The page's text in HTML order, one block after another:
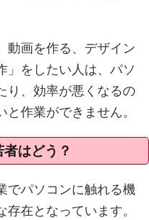
動画を作る、デザイン
」をしたい人は、パソ
り、効率が悪くなるの
作業ができません。
はどう？
でパソコンに触れる機
在となっています。